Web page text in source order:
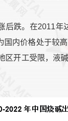
后跌。在2011
内价格处于较
区开工受限，液